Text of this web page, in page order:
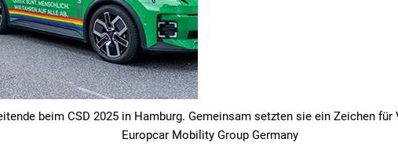
beim CSD 2025 in Hamburg. Gemeinsam setzten sie ein Zeichen
Europcar Mobility Group Germany